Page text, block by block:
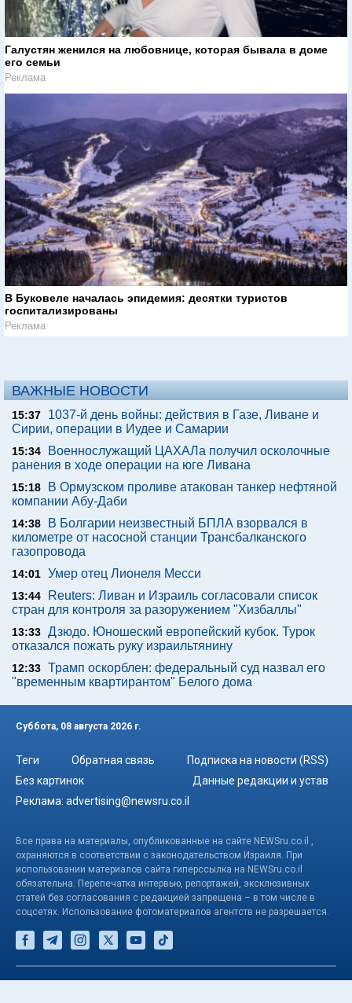
Галустян женился на любовнице, которая бывала в доме
его семьи
Реклама
В Буковеле началась эпидемия: десятки туристов
госпитализированы
Реклама
ВАЖНЫЕ НОВОСТИ
15:37
1037-й день войны: действия в Газе, Ливане и
Сирии, операции в Иудее и Самарии
15:34
Военнослужащий ЦАХАЛа получил осколочные
ранения в ходе операции на юге Ливана
15:18
В Ормузском проливе атакован танкер нефтяной
компании Абу-Даби
14:38
В Болгарии неизвестный БПЛА взорвался в
километре от насосной станции Трансбалканского
газопровода
14:01 Умер отец Лионеля Месси
13:44
Reuters: Ливан и Израиль согласовали список
стран для контроля за разоружением "Хизбаллы"
13:33 Дзюдо. Юношеский европейский кубок. Турок
отказался пожать руку израильтянину
12:33 Трамп оскорблен: федеральный суд назвал его
"временным квартирантом" Белого дома
Суббота, 08 августа 2026 г.
Теги Обратная связь
Подписка на новости (RSS)
Без картинок
Данные редакции и устав
Реклама: advertising@newsru.co.il
Все права на материалы, опубликованные на сайте NEWSru.co.il ,
охраняются в соответствии с законодательством Израиля. При
использовании материалов сайта гиперссылка на NEWSru.co.il
обязательна. Перепечатка интервью, репортажей, эксклюзивных
статей без согласования с редакцией запрещена – в том числе в
соцсетях. Использование фотоматериалов агентств не разрешается.